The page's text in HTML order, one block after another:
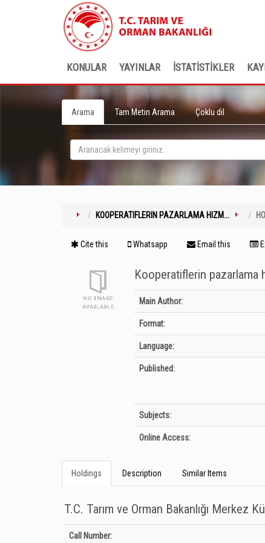
KONULAR YAYINLAR İSTATİSTİKLER
Arama Tam Metin Arama Çoklu dil
KOOPERATIFLERIN PAZARLAMA HIZM...
Cite this Whatsapp Email this
Kooperatiflerin pazarlama
Bibliographic Details
Main Author:
Format:
Language:
Published:
Subjects:
Online Access:
Holdings Description Similar Items
T.C. Tarım ve Orman Bakanlığı Merkez
Holdings details from T.C. Tarım ve Orman Bakanlığı
Call Number: